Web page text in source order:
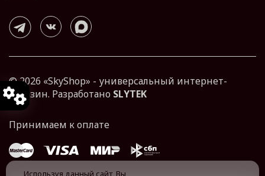
© 2026 «SkyShop» - универсальный интернет-
магазин. Разработано SLYTEK
Используя данный сайт, Вы